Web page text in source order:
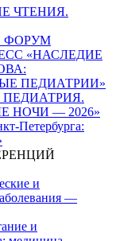
ЧТЕНИЯ.
ФОРУМ
«НАСЛЕДИЕ
ПЕДИАТРИИ»
ПЕДИАТРИЯ.
НОЧИ — 2026»
Петербурга:
и
—
и